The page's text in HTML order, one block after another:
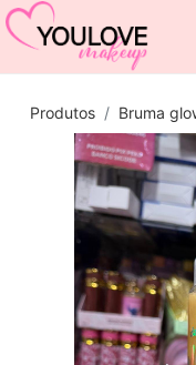
Produtos Bruma